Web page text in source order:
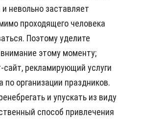
и невольно заставляет
проходящего человека
Поэтому уделите
этому моменту;
сайт, рекламирующий услуги
по организации праздников.
и упускать из виду
способ привлечения